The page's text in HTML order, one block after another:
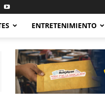
ENTRETENIMIENTO